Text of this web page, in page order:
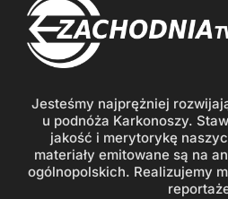
Jesteśmy najprężniej
u podnóża Karkonoszy.
jakość i merytorykę
materiały emitowane są na
ogólnopolskich. Realizujemy